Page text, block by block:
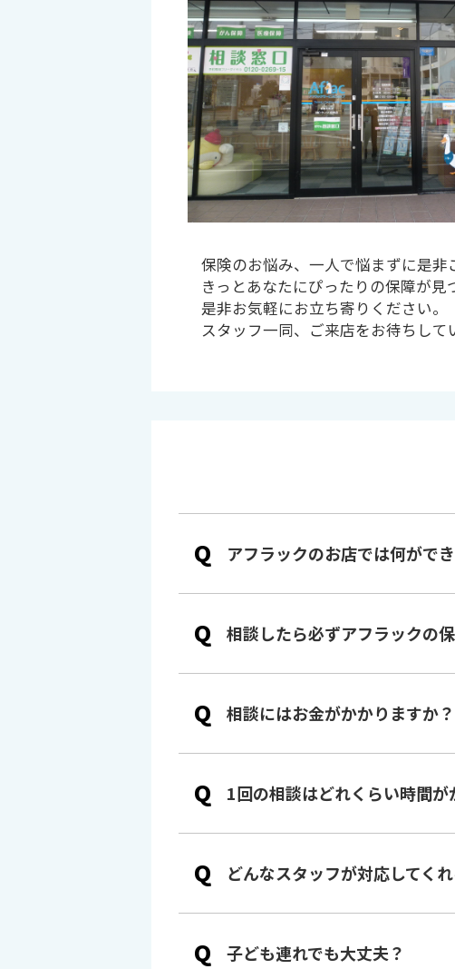
保険のお悩み、一人で悩まずに是非
きっとあなたにぴったりの保障が見
是非お気軽にお立ち寄りください。
スタッフ一同、ご来店をお待ちして
Q アフラックのお店では何がで
Q 相談したら必ずアフラックの
Q 相談にはお金がかかりますか？
Q 1回の相談はどれくらい時間が
Q どんなスタッフが対応してく
Q 子ども連れでも大丈夫？